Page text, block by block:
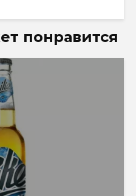
понравится